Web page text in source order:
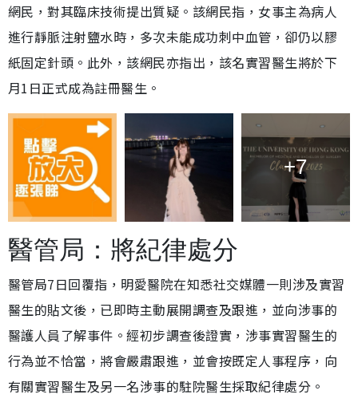
網民，對其臨床技術提出質疑。該網民指，女事主為病人
進行靜脈注射鹽水時，多次未能成功刺中血管，卻仍以膠
紙固定針頭。此外，該網民亦指出，該名實習醫生將於下
月1日正式成為註冊醫生。
+7
醫管局：將紀律處分
醫管局7日回覆指，明愛醫院在知悉社交媒體一則涉及實習
醫生的貼文後，已即時主動展開調查及跟進，並向涉事的
醫護人員了解事件。經初步調查後證實，涉事實習醫生的
行為並不恰當，將會嚴肅跟進，並會按既定人事程序，向
有關實習醫生及另一名涉事的駐院醫生採取紀律處分。